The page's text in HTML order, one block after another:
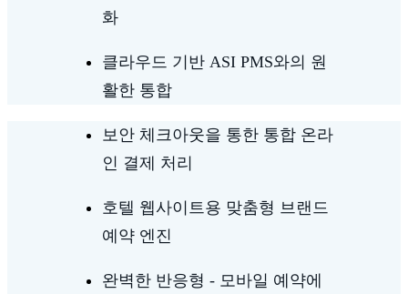
화
클라우드 기반 ASI PMS와의 원
활한 통합
보안 체크아웃을 통한 통합 온라
인 결제 처리
호텔 웹사이트용 맞춤형 브랜드
예약 엔진
완벽한 반응형 - 모바일 예약에